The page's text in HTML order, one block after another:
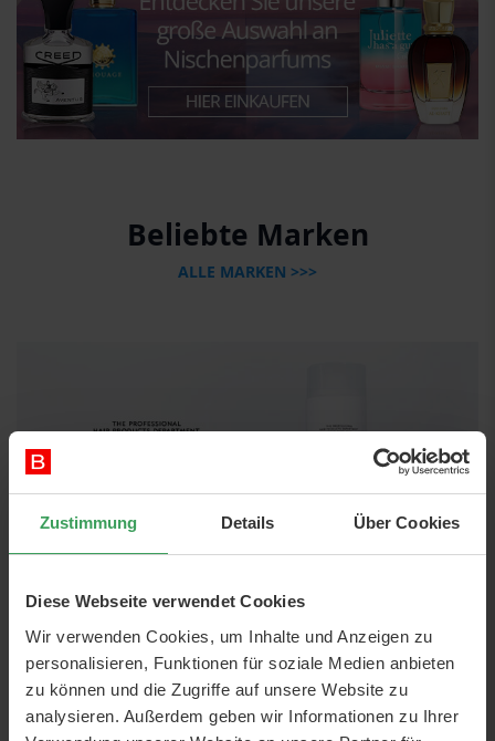
Zustimmung Details Über Cookies
Diese Webseite verwendet Cookies
Wir verwenden Cookies, um Inhalte und Anzeigen zu
personalisieren, Funktionen für soziale Medien anbieten
zu können und die Zugriffe auf unsere Website zu
analysieren. Außerdem geben wir Informationen zu Ihrer
Beliebte Marken
ALLE MARKEN >>>